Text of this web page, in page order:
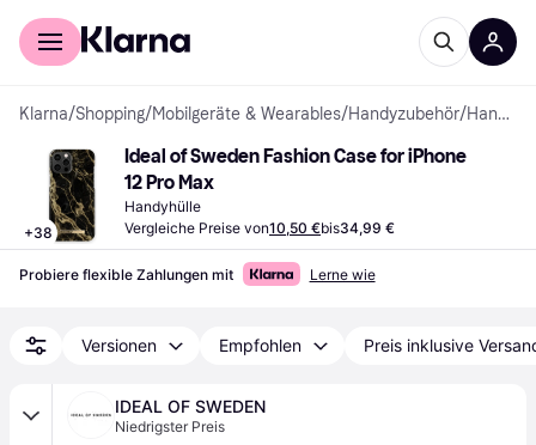
Für Shopper
Klarna/Shopping/Mobilgeräte & Wearables/Handyzubehör/ Handyhüllen
+38
Ideal of Sweden Fashion Case for iPhone
12 Pro Max
Handyhülle
Vergleiche Preise von10,50 €bis34,99 €
Probiere flexible Zahlungen mit Lerne wie
Versionen Empfohlen Preis inklusive
IDEAL OF SWEDEN
Niedrigster Preis